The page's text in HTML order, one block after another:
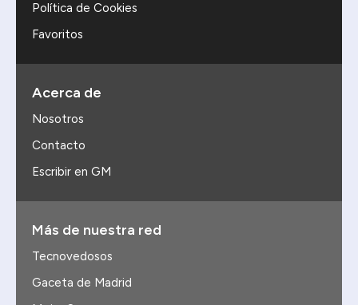
Política de Cookies
Favoritos
Acerca de
Nosotros
Contacto
Escribir en GM
Más de nuestra red
Tecnovedosos
Gaceta de Madrid